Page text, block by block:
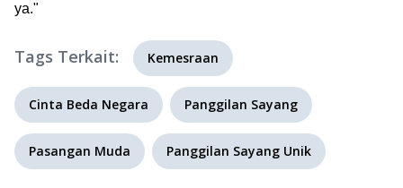
ya."
Tags Terkait: Kemesraan
Cinta Beda Negara Panggilan Sayang
Pasangan Muda Panggilan Sayang Unik